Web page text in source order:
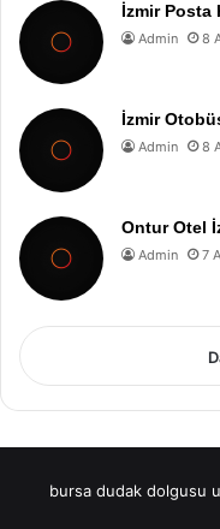
İzmir Posta
Admin 8
İzmir
Admin 8
Ontur Otel
Admin 7
bursa dudak dolgusu